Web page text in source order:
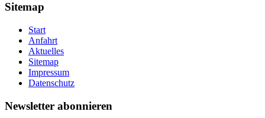
Sitemap
Start
Anfahrt
Aktuelles
Sitemap
Impressum
Datenschutz
Newsletter abonnieren